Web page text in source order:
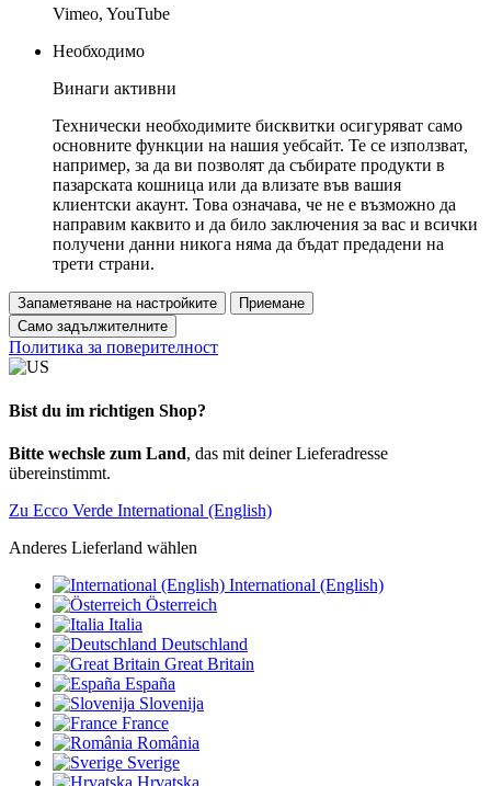
Vimeo, YouTube
Необходимо
Винаги активни
Технически необходимите бисквитки осигуряват само
основните функции на нашия уебсайт. Те се използват,
например, за да ви позволят да събирате продукти в
пазарската кошница или да влизате във вашия
клиентски акаунт. Това означава, че не е възможно да
направим каквито и да било заключения за вас и всички
получени данни никога няма да бъдат предадени на
трети страни.
Запаметяване на настройките
Приемане
Само задължителните
Политика за поверителност
Bist du im richtigen Shop?
Bitte wechsle zum Land, das mit deiner Lieferadresse
übereinstimmt.
Zu Ecco Verde International (English)
Anderes Lieferland wählen
International (English)
Österreich
Italia
Deutschland
Great Britain
España
Slovenija
France
România
Sverige
Hrvatska